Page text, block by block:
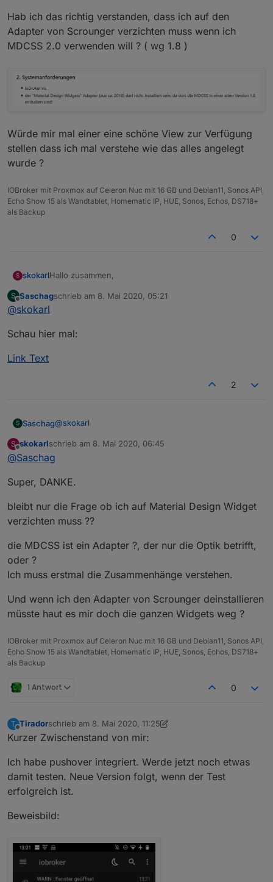
Hab ich das richtig verstanden, dass ich auf den
Adapter von Scrounger verzichten muss wenn ich
MDCSS 2.0 verwenden will ? ( wg 1.8 )
Würde mir mal einer eine schöne View zur Verfügung
stellen dass ich mal verstehe wie das alles angelegt
wurde ?
IOBroker mit Proxmox auf Celeron Nuc mit 16 GB und Debian11, Sonos API,
Echo Show 15 als Wandtablet, Homematic IP, HUE, Sonos, Echos, DS718+
als Backup
0
S skokarlHallo zusammen,
ich würde das Script sehr gerne verwenden, merke
grauenhaft. ( liegt natürlich an mir )
Adapter von Scrounger verzichten muss wenn ich
Würde mir mal einer eine schöne View zur Verfügung
S
Offline
Saschagschrieb am 8. Mai 2020, 05:21
zuletzt editiert von
@skokarl
Schau hier mal:
Link Text
2
S Saschag@skokarl
Schau hier mal:
S
Offline
skokarlschrieb am 8. Mai 2020, 06:45
zuletzt editiert von
@Saschag
Super, DANKE.
bleibt nur die Frage ob ich auf Material Design Widget
verzichten muss ??
die MDCSS ist ein Adapter ?, der nur die Optik betrifft,
oder ?
Ich muss erstmal die Zusammenhänge verstehen.
Und wenn ich den Adapter von Scrounger deinstallieren
müsste haut es mir doch die ganzen Widgets weg ?
IOBroker mit Proxmox auf Celeron Nuc mit 16 GB und Debian11, Sonos API,
Echo Show 15 als Wandtablet, Homematic IP, HUE, Sonos, Echos, DS718+
als Backup
1 Antwort 0
T
Offline
Tiradorschrieb am 8. Mai 2020, 11:25
zuletzt editiert von Tirador5. Aug. 2020, 13:26
Kurzer Zwischenstand von mir:
Ich habe pushover integriert. Werde jetzt noch etwas
damit testen. Neue Version folgt, wenn der Test
erfolgreich ist.
Beweisbild: